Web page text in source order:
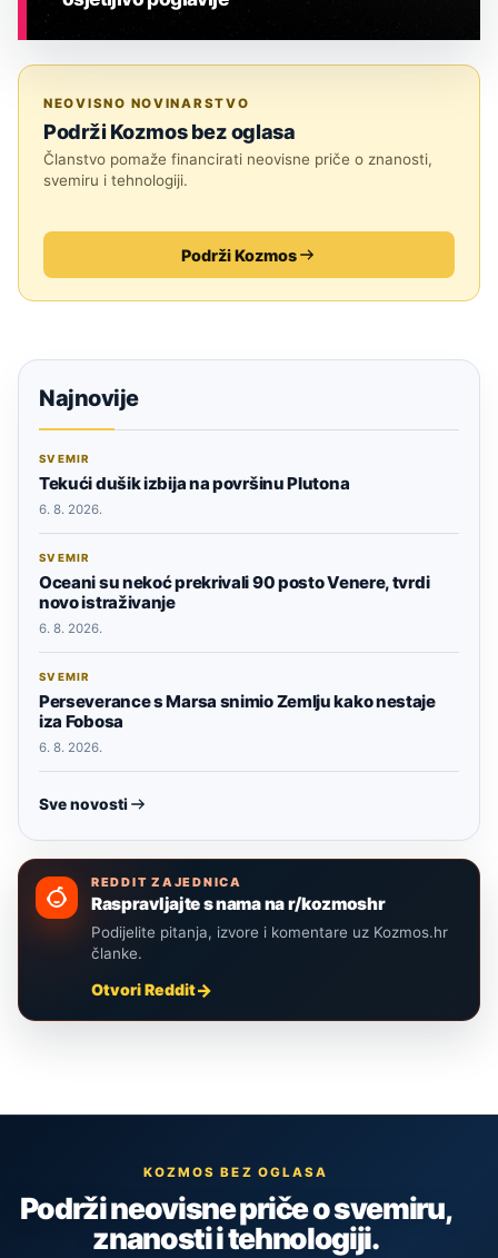
NEOVISNO NOVINARSTVO
Podrži Kozmos bez oglasa
Članstvo pomaže financirati neovisne priče o znanosti,
svemiru i tehnologiji.
Podrži Kozmos
Najnovije
SVEMIR
Tekući dušik izbija na površinu Plutona
6. 8. 2026.
SVEMIR
Oceani su nekoć prekrivali 90 posto Venere, tvrdi
novo istraživanje
6. 8. 2026.
SVEMIR
Perseverance s Marsa snimio Zemlju kako nestaje
iza Fobosa
6. 8. 2026.
Sve novosti
REDDIT ZAJEDNICA
Raspravljajte s nama na r/kozmoshr
Podijelite pitanja, izvore i komentare uz Kozmos.hr
članke.
Otvori Reddit
KOZMOS BEZ OGLASA
Podrži neovisne priče o svemiru,
znanosti i tehnologiji.